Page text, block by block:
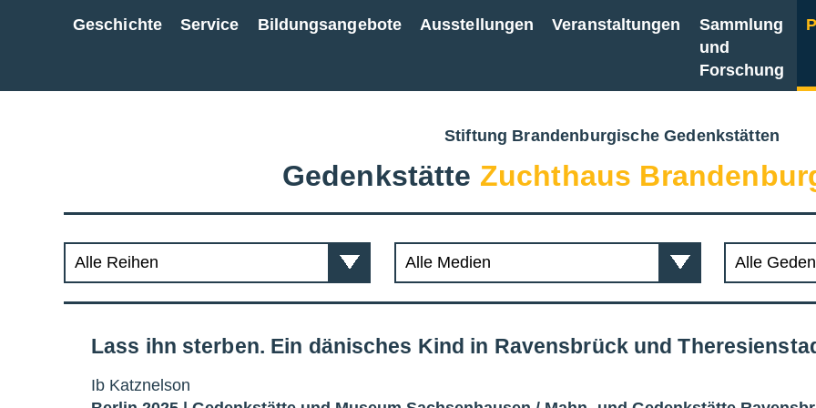
Geschichte Service Bildungsangebote Ausstellungen Veranstaltungen
Sammlung
und
Forschung
Stiftung Brandenburgische Gedenkstätten
Gedenkstätte Zuchthaus
Lass ihn sterben. Ein dänisches Kind in Ravensbrück und
Ib Katznelson